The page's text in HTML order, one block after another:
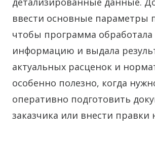
ввести основные параметры
чтобы программа обработала
информацию и выдала
актуальных расценок и
особенно полезно, когда
оперативно подготовить
заказчика или внести правки